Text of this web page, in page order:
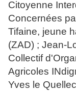
Citoyenne
Concernées
Tifaine, jeune
(ZAD) ; Jean-
Collectif
Agricoles
Yves le